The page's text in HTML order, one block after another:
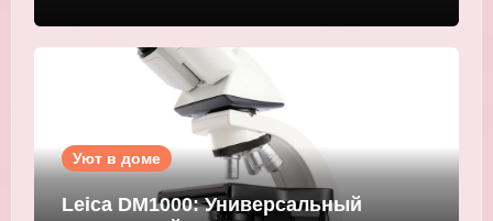
Уют в доме
Leica DM1000: Универсальный